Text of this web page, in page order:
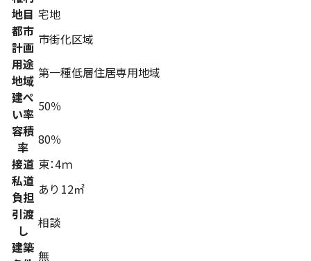
地目 宅地
都市
計画 市街化区域
用途
地域 第一種低層住居専用地域
建ぺ
い率 50％
容積
率
80％
接道 東：4ｍ
私道
負担 あり 12㎡
引渡
し
相談
建築 無